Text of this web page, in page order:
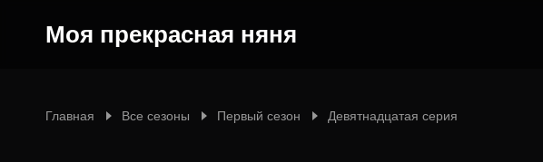
Моя прекрасная няня
Главная Все сезоны Первый сезон Девятнадцатая серия